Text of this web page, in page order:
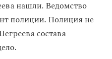
нашли. Ведомство
полиции. Полиция не
состава